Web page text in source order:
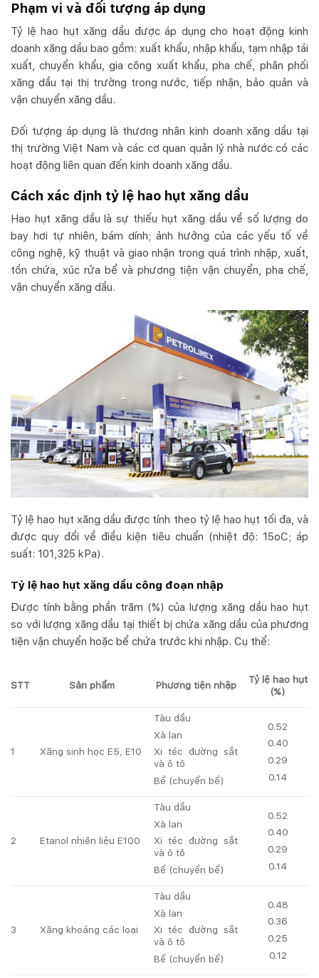
Phạm vi và đối tượng áp dụng
Tỷ lệ hao hụt xăng dầu được áp dụng cho hoạt động kinh
doanh xăng dầu bao gồm: xuất khẩu, nhập khẩu, tạm nhập tái
xuất,chuyển khẩu, gia công xuất khẩu, pha chế, phân phối
xăng dầu tại thị trường trong nước, tiếp nhận, bảo quản và
vận chuyển xăng dầu.
Đối tượng áp dụng là thương nhân kinh doanh xăng dầu tại
thị trường Việt Nam và các cơ quan quản lý nhà nước có các
hoạt động liên quan đến kinh doanh xăng dầu.
Cách xác định tỷ lệ hao hụt xăng dầu
Hao hụt xăng dầu là sự thiếu hụt xăng dầu về số lượng do
bay hơi tự nhiên, bám dính; ảnh hưởng của các yếu tố về
công nghệ, kỹ thuật và giao nhận trong quá trình nhập, xuất,
tồn chứa, xúc rửa bể và phương tiện vận chuyển, pha chế,
vận chuyển xăng dầu.
Tỷ lệ hao hụt xăng dầu được tính theo tỷ lệ hao hụt tối đa, và
được quy đổi về điều kiện tiêu chuẩn (nhiệt độ: 15oC; áp
suất: 101,325 kPa).
Tỷ lệ hao hụt xăng dầu công đoạn nhập
Được tính bằng phần trăm (%) của lượng xăng dầu hao hụt
so với lượng xăng dầu tại thiết bị chứa xăng dầu của phương
tiện vận chuyển hoặc bể chứa trước khi nhập. Cụ thể:
STT Sản phẩm Phương tiện nhập
Tỷ lệ hao hụt
(%)
1 Xăng sinh học E5, E10
Tàu dầu
Xà lan
Xi téc đường sắt
và ô tô
Bể (chuyển bể)
0.52
0.40
0.29
0.14
2 Etanol nhiên liệu E100
Tàu dầu
Xà lan
Xi téc đường sắt
và ô tô
Bể (chuyển bể)
0.52
0.40
0.29
0.14
3 Xăng khoáng các loại
Tàu dầu
Xà lan
Xi téc đường sắt
và ô tô
Bể (chuyển bể)
0.48
0.36
0.25
0.12